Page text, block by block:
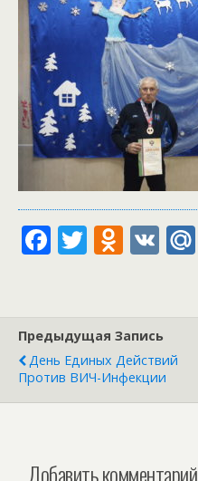
F
b
o
o
k
T
er
O
o
kl
as
s
ki
V
Предыдущая Запись
День Единых Действий
Против ВИЧ-Инфекции
Добавить комментарий